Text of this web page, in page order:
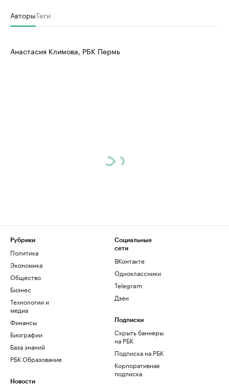
АвторыТеги
Анастасия Климова, РБК Пермь
Рубрики
Политика
Экономика
Общество
Бизнес
Технологии и
медиа
Финансы
Биографии
База знаний
РБК Образование
Новости
Социальные
сети
ВКонтакте
Одноклассники
Telegram
Дзен
Подписки
Скрыть баннеры
на РБК
Подписка на РБК
Корпоративная
подписка